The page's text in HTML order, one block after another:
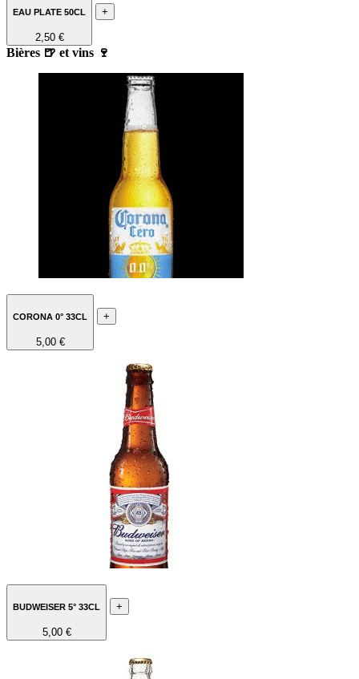
EAU PLATE 50CL
2,50 €
+
Bières 🍺 et vins 🍷
CORONA 0° 33CL
5,00 €
+
BUDWEISER 5° 33CL
5,00 €
+